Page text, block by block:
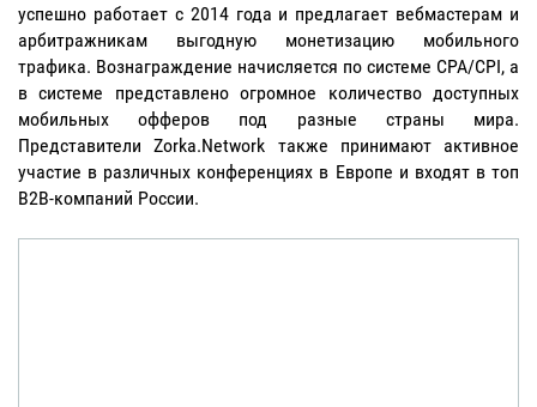
успешно работает с 2014 года и предлагает вебмастерам и
арбитражникам выгодную монетизацию мобильного
трафика. Вознаграждение начисляется по системе CPA/CPI, а
в системе представлено огромное количество доступных
мобильных офферов под разные страны мира.
Представители Zorka.Network также принимают активное
участие в различных конференциях в Европе и входят в топ
B2B-компаний России.